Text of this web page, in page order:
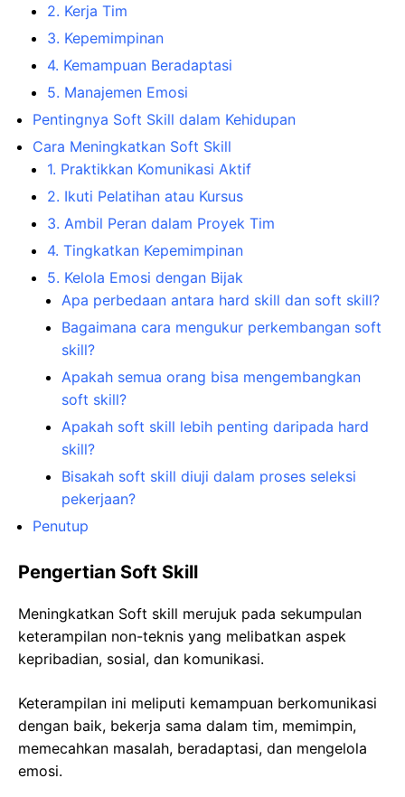
2. Kerja Tim
3. Kepemimpinan
4. Kemampuan Beradaptasi
5. Manajemen Emosi
Pentingnya Soft Skill dalam Kehidupan
Cara Meningkatkan Soft Skill
1. Praktikkan Komunikasi Aktif
2. Ikuti Pelatihan atau Kursus
3. Ambil Peran dalam Proyek Tim
4. Tingkatkan Kepemimpinan
5. Kelola Emosi dengan Bijak
Apa perbedaan antara hard skill dan soft skill?
Bagaimana cara mengukur perkembangan soft
skill?
Apakah semua orang bisa mengembangkan
soft skill?
Apakah soft skill lebih penting daripada hard
skill?
Bisakah soft skill diuji dalam proses seleksi
pekerjaan?
Penutup
Pengertian Soft Skill
Meningkatkan Soft skill merujuk pada sekumpulan
keterampilan non-teknis yang melibatkan aspek
kepribadian, sosial, dan komunikasi.
Keterampilan ini meliputi kemampuan berkomunikasi
dengan baik, bekerja sama dalam tim, memimpin,
memecahkan masalah, beradaptasi, dan mengelola
emosi.